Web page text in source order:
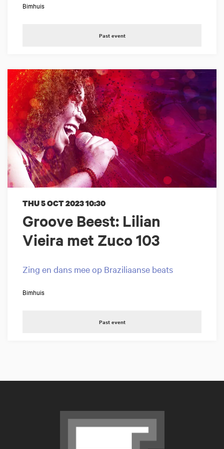
Bimhuis
Past event
Groove Beest: Lilian
Vieira met Zuco 103
THU 5 OCT 202310:30
Zing en dans mee op Braziliaanse beats
Bimhuis
Past event